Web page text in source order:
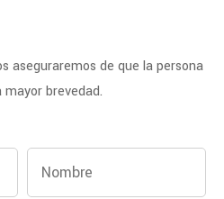
aseguraremos de que la persona
brevedad.